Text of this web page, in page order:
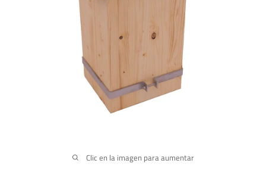
Clic en la imagen para aumentar